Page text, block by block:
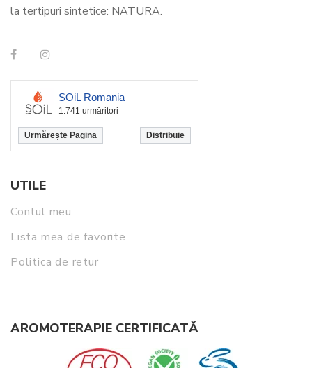
la tertipuri sintetice: NATURA.
SOiL Romania
1.741 urmăritori
Urmărește Pagina Distribuie
UTILE
Contul meu
Lista mea de favorite
Politica de retur
AROMOTERAPIE CERTIFICATĂ